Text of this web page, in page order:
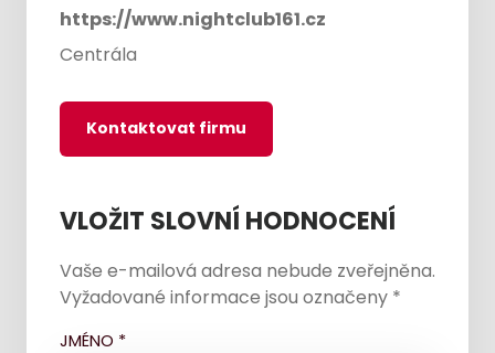
https://www.nightclub161.cz
Centrála
Kontaktovat firmu
VLOŽIT SLOVNÍ HODNOCENÍ
Vaše e-mailová adresa nebude zveřejněna.
Vyžadované informace jsou označeny *
JMÉNO *